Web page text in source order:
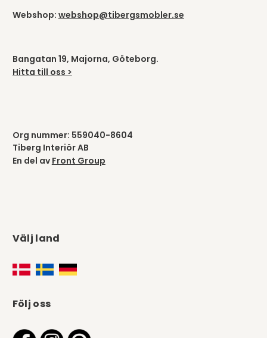
Webshop: webshop@tibergsmobler.se
Bangatan 19, Majorna, Göteborg.
Hitta till oss >
Org nummer: 559040-8604
Tiberg Interiör AB
En del av Front Group
Välj land
Följ oss